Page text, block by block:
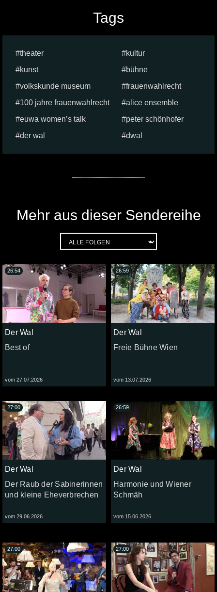
Tags
theater
kultur
kunst
bühne
volkskunde museum
frauenwahlrecht
100 jahre frauenwahlrecht
alice ensemble
euwa women’s talk
peter schönhofer
der wal
dwal
Mehr aus dieser Sendereihe
Der Wal
Best of
vom 27.07.2026
26:54
Der Wal
Freie Bühne Wien
vom 13.07.2026
26:59
Der Wal
Der Raub der Sabinerinnen
und kleine Eheverbrechen
vom 29.06.2026
27:00
Der Wal
Harmonie und Wiener
Schmäh
vom 15.06.2026
26:59
27:00 27:00